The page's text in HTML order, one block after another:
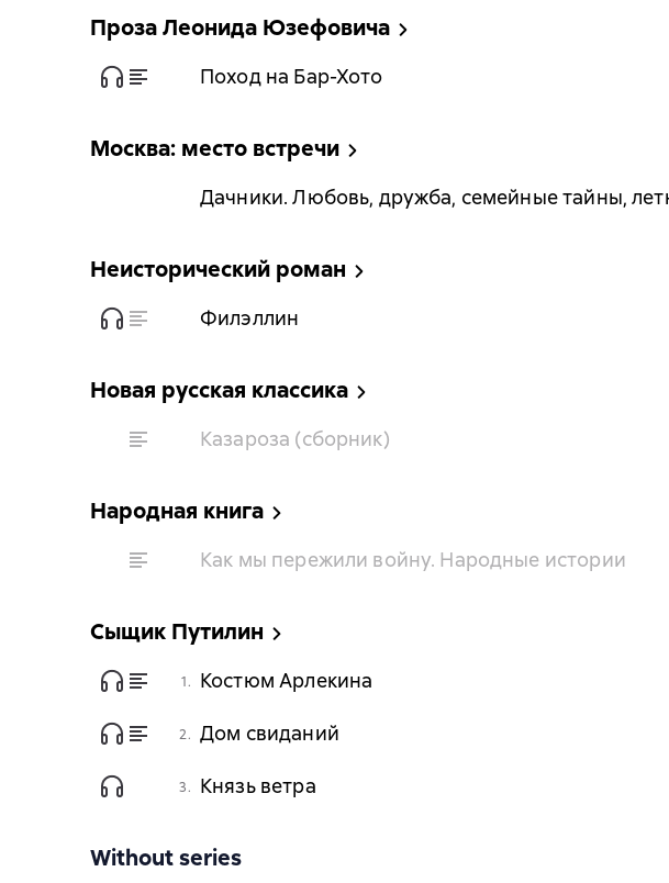
Проза Леонида Юзефовича
Поход на Бар-Хото
Москва: место встречи
Дачники. Любовь, дружба, семейные тайны,
Неисторический роман
Филэллин
Новая русская классика
Казароза (сборник)
Народная книга
Как мы пережили войну. Народные истории
Сыщик Путилин
1. Костюм Арлекина
2. Дом свиданий
3. Князь ветра
Without series